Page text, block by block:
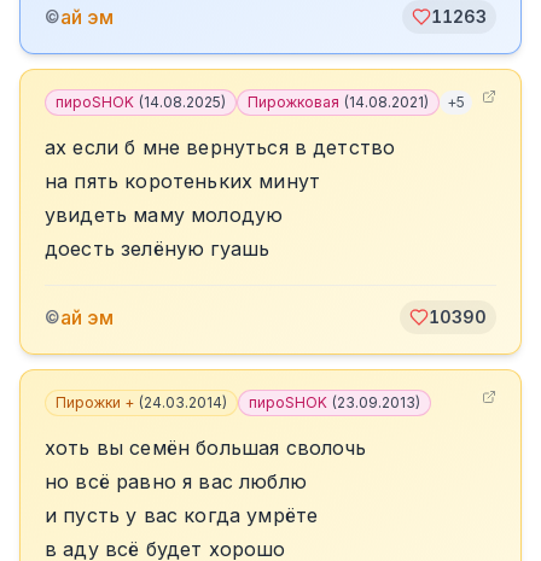
©ай эм 11263
пироSHOK (14.08.2025) Пирожковая (14.08.2021) +5
ах если б мне вернуться в детство
на пять коротеньких минут
увидеть маму молодую
доесть зелёную гуашь
©ай эм 10390
Пирожки + (24.03.2014) пироSHOK (23.09.2013)
хоть вы семён большая сволочь
но всё равно я вас люблю
и пусть у вас когда умрёте
в аду всё будет хорошо